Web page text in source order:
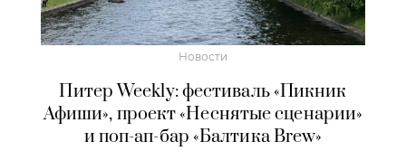
Новости
Питер Weekly: фестиваль «Пикник
Афиши», проект «Неснятые сценарии»
и поп-ап-бар «Балтика Brew»